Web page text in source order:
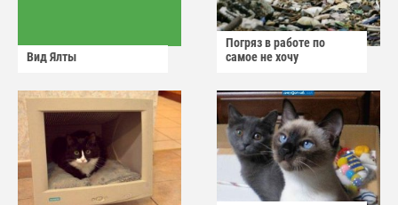
Вид Ялты
Погряз в работе по
самое не хочу